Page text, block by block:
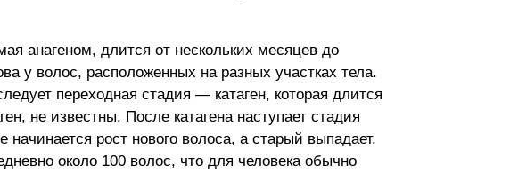
анагеном, длится от нескольких месяцев до
у волос, расположенных на разных участках тела.
переходная стадия — катаген, которая длится
не известны. После катагена наступает стадия
рост нового волоса, а старый выпадает.
около 100 волос, что для человека обычно